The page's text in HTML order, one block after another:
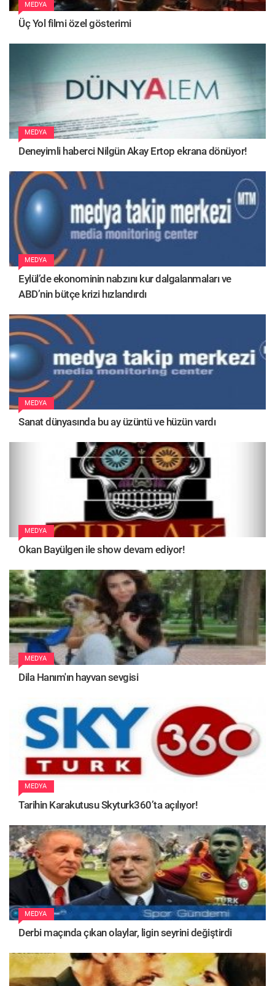
MEDYA
Üç Yol filmi özel gösterimi
MEDYA
Deneyimli haberci Nilgün Akay Ertop ekrana dönüyor!
MEDYA
Eylül’de ekonominin nabzını kur dalgalanmaları ve
ABD’nin bütçe krizi hızlandırdı
MEDYA
Sanat dünyasında bu ay üzüntü ve hüzün vardı
MEDYA
Okan Bayülgen ile show devam ediyor!
MEDYA
Dila Hanım'ın hayvan sevgisi
MEDYA
Tarihin Karakutusu Skyturk360’ta açılıyor!
MEDYA
Derbi maçında çıkan olaylar, ligin seyrini değiştirdi